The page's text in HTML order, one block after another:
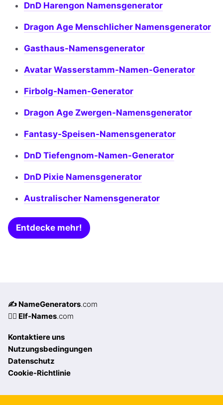
DnD Harengon Namensgenerator
Dragon Age Menschlicher Namensgenerator
Gasthaus-Namensgenerator
Avatar Wasserstamm-Namen-Generator
Firbolg-Namen-Generator
Dragon Age Zwergen-Namensgenerator
Fantasy-Speisen-Namensgenerator
DnD Tiefengnom-Namen-Generator
DnD Pixie Namensgenerator
Australischer Namensgenerator
Entdecke mehr!
✍️ NameGenerators.com
🧝‍♀️ Elf-Names.com
Kontaktiere uns
Nutzungsbedingungen
Datenschutz
Cookie-Richtlinie